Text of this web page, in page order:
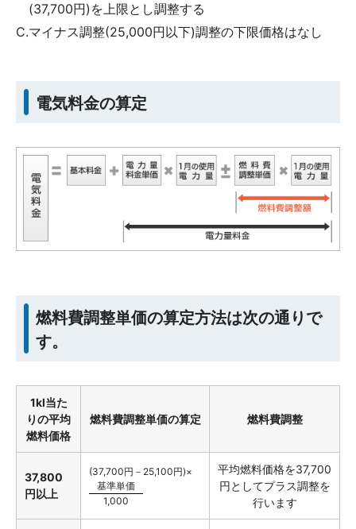
(37,700円)を上限とし調整する
C.マイナス調整(25,000円以下)調整の下限価格はなし
電気料金の算定
燃料費調整単価の算定方法は次の通りで
す。
1kl当た
りの平均
燃料価格
燃料費調整単価の算定 燃料費調整
37,800
円以上
(37,700円－25,100円)×
基準単価
1,000
平均燃料価格を37,700
円としてプラス調整を
行います